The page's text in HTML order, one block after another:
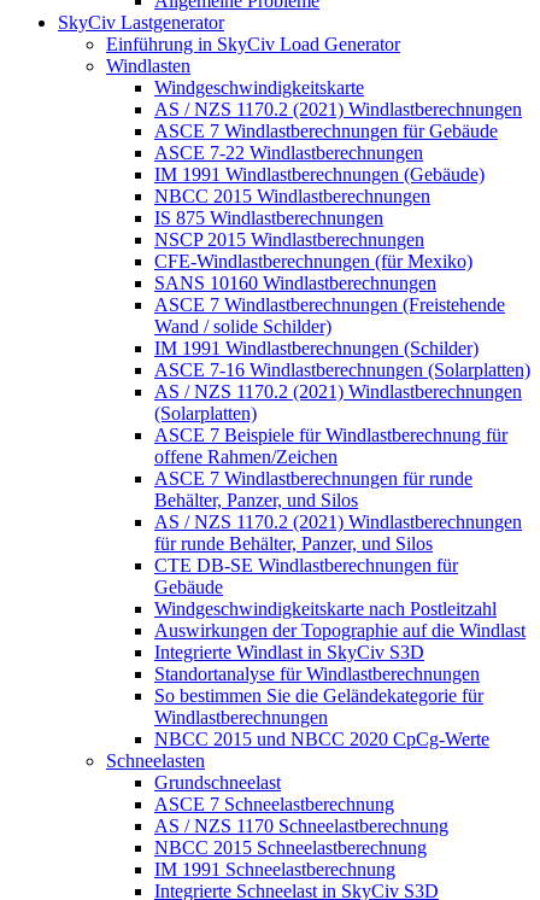
SkyCiv Lastgenerator
Einführung in SkyCiv Load Generator
Windlasten
Windgeschwindigkeitskarte
AS / NZS 1170.2 (2021) Windlastberechnungen
ASCE 7 Windlastberechnungen für Gebäude
ASCE 7-22 Windlastberechnungen
IM 1991 Windlastberechnungen (Gebäude)
NBCC 2015 Windlastberechnungen
IS 875 Windlastberechnungen
NSCP 2015 Windlastberechnungen
CFE-Windlastberechnungen (für Mexiko)
SANS 10160 Windlastberechnungen
ASCE 7 Windlastberechnungen (Freistehende
Wand / solide Schilder)
IM 1991 Windlastberechnungen (Schilder)
ASCE 7-16 Windlastberechnungen (Solarplatten)
AS / NZS 1170.2 (2021) Windlastberechnungen
(Solarplatten)
ASCE 7 Beispiele für Windlastberechnung für
offene Rahmen/Zeichen
ASCE 7 Windlastberechnungen für runde
Behälter, Panzer, und Silos
AS / NZS 1170.2 (2021) Windlastberechnungen
für runde Behälter, Panzer, und Silos
CTE DB-SE Windlastberechnungen für
Gebäude
Windgeschwindigkeitskarte nach Postleitzahl
Auswirkungen der Topographie auf die Windlast
Integrierte Windlast in SkyCiv S3D
Standortanalyse für Windlastberechnungen
So bestimmen Sie die Geländekategorie für
Windlastberechnungen
NBCC 2015 und NBCC 2020 CpCg-Werte
Schneelasten
Grundschneelast
ASCE 7 Schneelastberechnung
AS / NZS 1170 Schneelastberechnung
NBCC 2015 Schneelastberechnung
IM 1991 Schneelastberechnung
Integrierte Schneelast in SkyCiv S3D